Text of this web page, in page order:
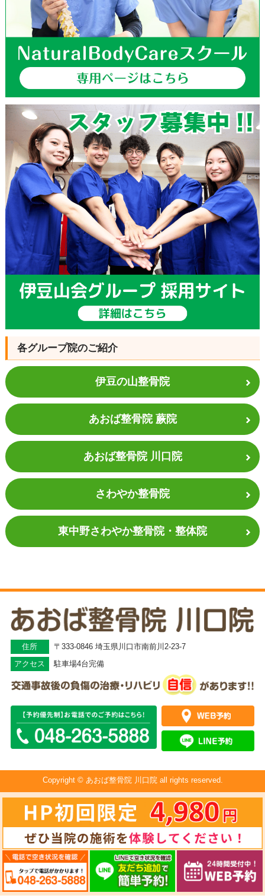
各グループ院のご紹介
伊豆の山整骨院
あおば整骨院 蕨院
あおば整骨院 川口院
さわやか整骨院
東中野さわやか整骨院・整体院
住所
〒333-0846 埼玉県川口市南前川2-23-7
アクセス
駐車場4台完備
Copyright © あおば整骨院 川口院 all rights reserved.